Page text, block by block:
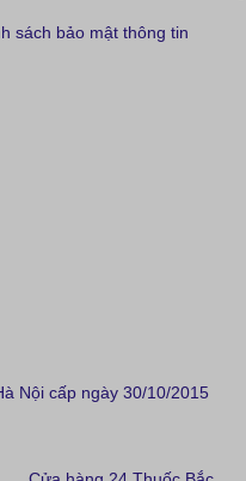
sách bảo mật thông tin
Nội cấp ngày 30/10/2015